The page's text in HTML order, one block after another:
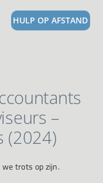
HULP OP AFSTAND
–
(2024)
trots op zijn.